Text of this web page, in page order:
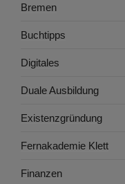
Bremen
Buchtipps
Digitales
Duale Ausbildung
Existenzgründung
Fernakademie Klett
Finanzen